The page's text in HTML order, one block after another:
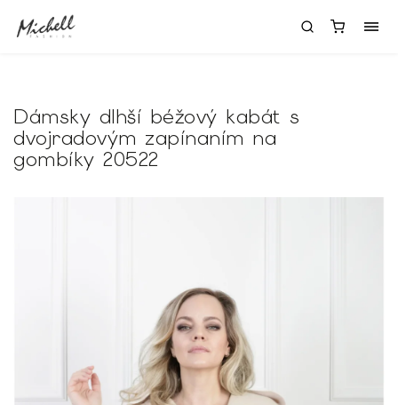
Dámsky dlhší béžový kabát s
dvojradovým zapínaním na
gombíky 20522